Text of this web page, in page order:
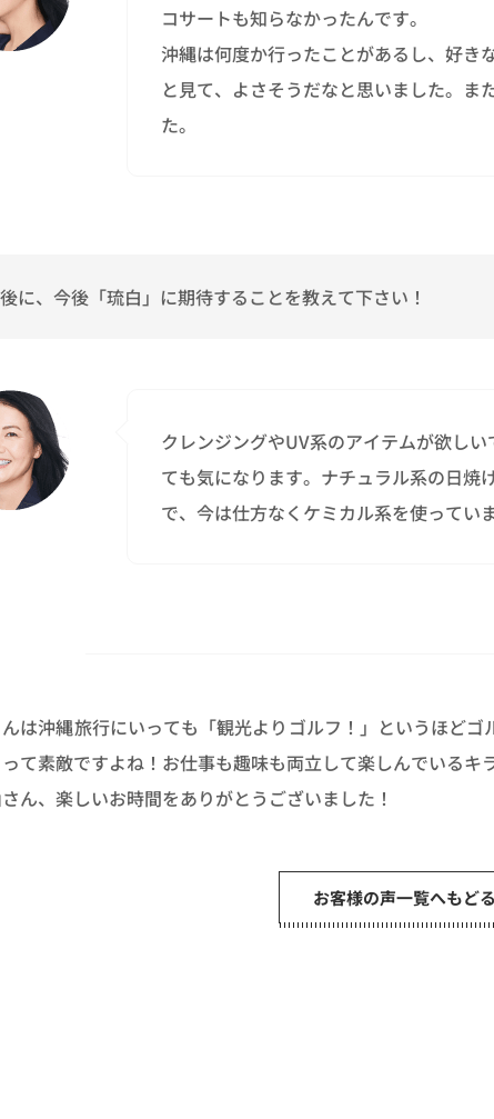
コサートも知らなかったんです。
沖縄は何度か行ったことがあるし、好き
と見て、よさそうだなと思いました。ま
た。
に、今後「琉白」に期待することを教えて下さい！
クレンジングやUV系のアイテムが欲し
ても気になります。ナチュラル系の日焼
で、今は仕方なくケミカル系を使っていま
は沖縄旅行にいっても「観光よりゴルフ！」というほど
て素敵ですよね！お仕事も趣味も両立して楽しんでいるキ
、楽しいお時間をありがとうございました！
お客様の声一覧へもどる